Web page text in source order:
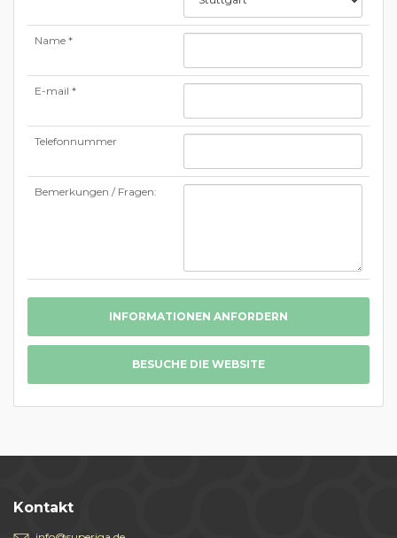
Name *
E-mail *
Telefonnummer
Bemerkungen / Fragen:
INFORMATIONEN ANFORDERN
BESUCHE DIE WEBSITE
Kontakt